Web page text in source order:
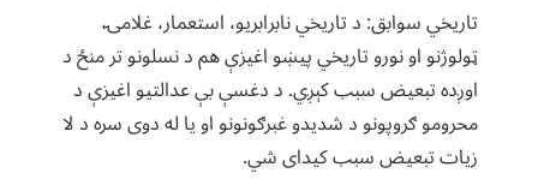
تاریخي سوابق: د تاریخي نابرابریو، استعمار، غلامۍ،
ټولوژنو او نورو تاریخي پیښو اغیزې هم د نسلونو تر منځ د
اوږده تبعیض سبب کېږي. د دغسې بې عدالتیو اغیزې د
محرومو ګروپونو د شدیدو غبرګونونو او یا له دوی سره د لا
زیات تبعیض سبب کیدای شي.